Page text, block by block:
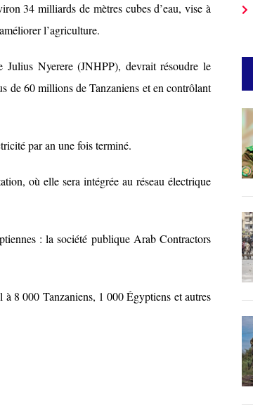
34 milliards de mètres cubes d’eau, vise à
l’agriculture.
Nyerere (JNHPP), devrait résoudre le
de 60 millions de Tanzaniens et en contrôlant
par an une fois terminé.
où elle sera intégrée au réseau électrique
: la société publique Arab Contractors
8 000 Tanzaniens, 1 000 Égyptiens et autres